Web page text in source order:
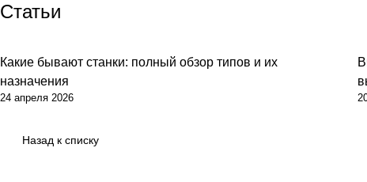
Статьи
Советы
Какие бывают станки: полный обзор типов и их
назначения
24 апреля 2026
Назад к списку